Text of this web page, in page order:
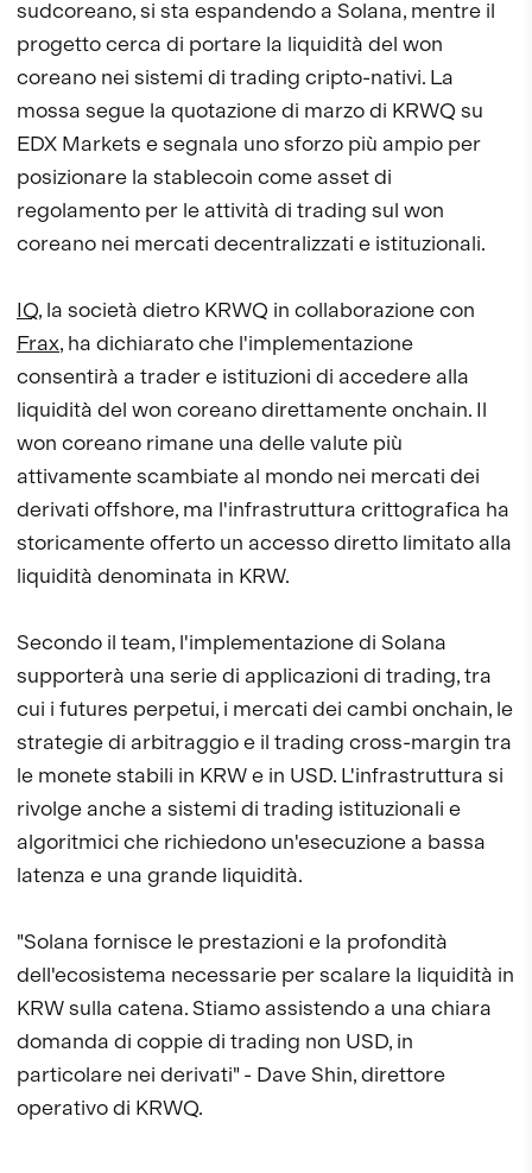
sudcoreano, si sta espandendo a Solana, mentre il
progetto cerca di portare la liquidità del won
coreano nei sistemi di trading cripto-nativi. La
mossa segue la quotazione di marzo di KRWQ su
EDX Markets e segnala uno sforzo più ampio per
posizionare la stablecoin come asset di
regolamento per le attività di trading sul won
coreano nei mercati decentralizzati e istituzionali.
IQ, la società dietro KRWQ in collaborazione con
Frax, ha dichiarato che l'implementazione
consentirà a trader e istituzioni di accedere alla
liquidità del won coreano direttamente onchain. Il
won coreano rimane una delle valute più
attivamente scambiate al mondo nei mercati dei
derivati offshore, ma l'infrastruttura crittografica ha
storicamente offerto un accesso diretto limitato alla
liquidità denominata in KRW.
Secondo il team, l'implementazione di Solana
supporterà una serie di applicazioni di trading, tra
cui i futures perpetui, i mercati dei cambi onchain, le
strategie di arbitraggio e il trading cross-margin tra
le monete stabili in KRW e in USD. L'infrastruttura si
rivolge anche a sistemi di trading istituzionali e
algoritmici che richiedono un'esecuzione a bassa
latenza e una grande liquidità.
"Solana fornisce le prestazioni e la profondità
dell'ecosistema necessarie per scalare la liquidità in
KRW sulla catena. Stiamo assistendo a una chiara
domanda di coppie di trading non USD, in
particolare nei derivati" - Dave Shin, direttore
operativo di KRWQ.